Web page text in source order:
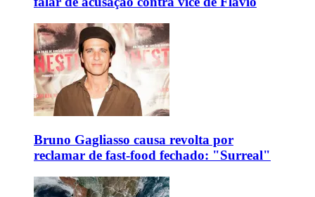
Bruno Gagliasso causa revolta por
reclamar de fast-food fechado: "Surreal"